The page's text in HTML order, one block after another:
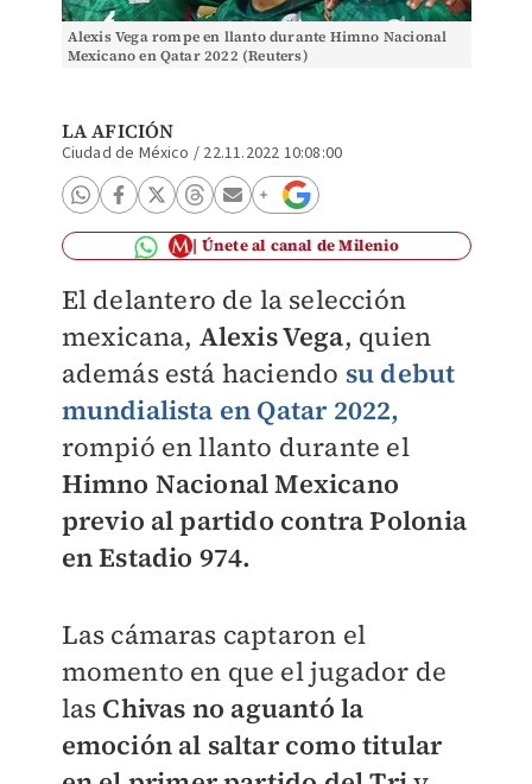
Alexis Vega rompe en llanto durante Himno Nacional
Mexicano en Qatar 2022 (Reuters)
LA AFICIÓN
Ciudad de México / 22.11.2022 10:08:00
Únete al canal de Milenio
El delantero de la selección
mexicana, Alexis Vega, quien
además está haciendo su debut
mundialista en Qatar 2022,
rompió en llanto durante el
Himno Nacional Mexicano
previo al partido contra Polonia
en Estadio 974.
Las cámaras captaron el
momento en que el jugador de
las Chivas no aguantó la
emoción al saltar como titular